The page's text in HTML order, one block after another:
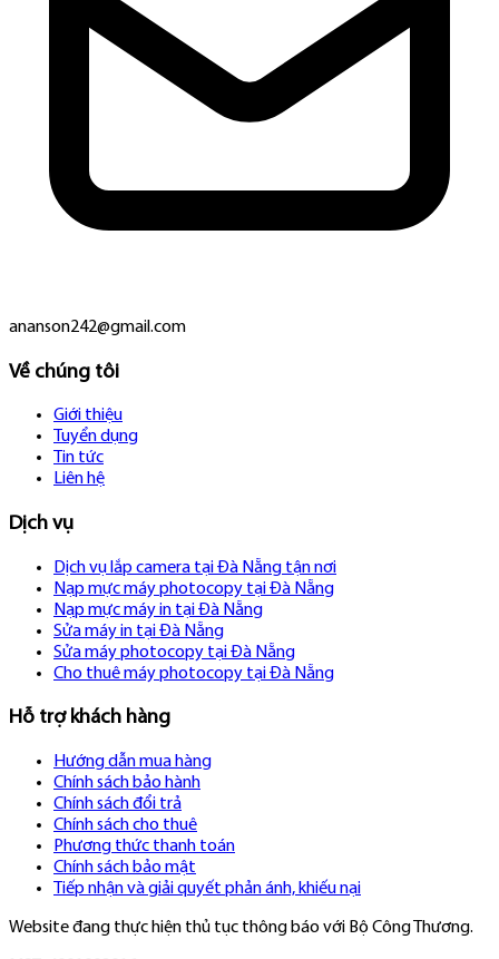
ananson242@gmail.com
Về chúng tôi
Giới thiệu
Tuyển dụng
Tin tức
Liên hệ
Dịch vụ
Dịch vụ lắp camera tại Đà Nẵng tận nơi
Nạp mực máy photocopy tại Đà Nẵng
Nạp mực máy in tại Đà Nẵng
Sửa máy in tại Đà Nẵng
Sửa máy photocopy tại Đà Nẵng
Cho thuê máy photocopy tại Đà Nẵng
Hỗ trợ khách hàng
Hướng dẫn mua hàng
Chính sách bảo hành
Chính sách đổi trả
Chính sách cho thuê
Phương thức thanh toán
Chính sách bảo mật
Tiếp nhận và giải quyết phản ánh, khiếu nại
Website đang thực hiện thủ tục thông báo với Bộ Công Thương.